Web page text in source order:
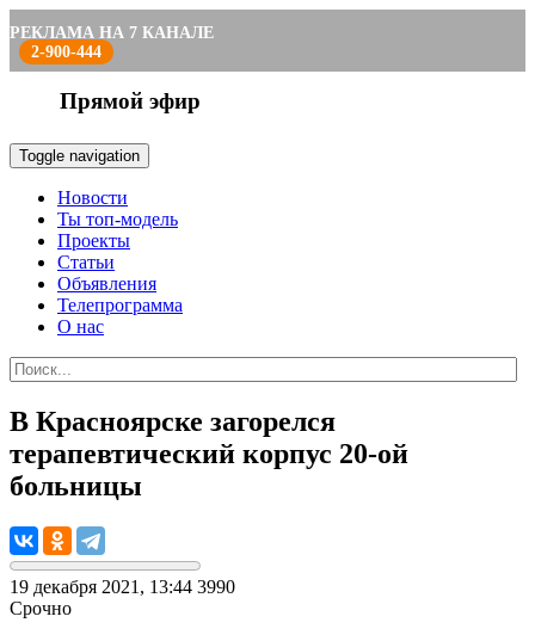
РЕКЛАМА НА 7 КАНАЛЕ
2-900-444
Прямой эфир
Toggle navigation
Новости
Ты топ-модель
Проекты
Статьи
Объявления
Телепрограмма
О нас
В Красноярске загорелся
терапевтический корпус 20-ой
больницы
19 декабря 2021, 13:44 3990
Срочно